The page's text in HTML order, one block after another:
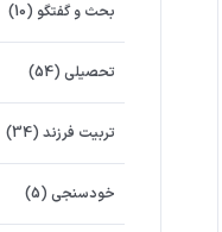
بحث و گفتگو (10)
تحصیلی (54)
تربیت فرزند (34)
خودسنجی (5)